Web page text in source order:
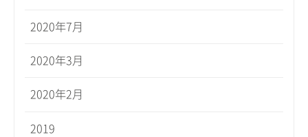
2020年7月
2020年3月
2020年2月
2019